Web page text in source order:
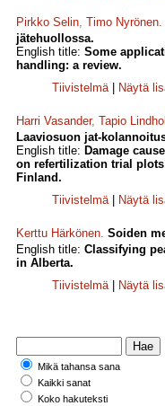
Pirkko Selin, Timo Nyrönen.
jätehuollossa.
English title: Some
handling: a review.
Tiivistelmä| Näytä
Harri Vasander, Tapio
Laaviosuon jat-
English title: Damage
on refertilization trial
Finland.
Tiivistelmä| Näytä
Kerttu Härkönen. Soiden
English title: Classifying
in Alberta.
Tiivistelmä| Näytä
Mikä tahansa sana
Kaikki sanat
Koko hakuteksti